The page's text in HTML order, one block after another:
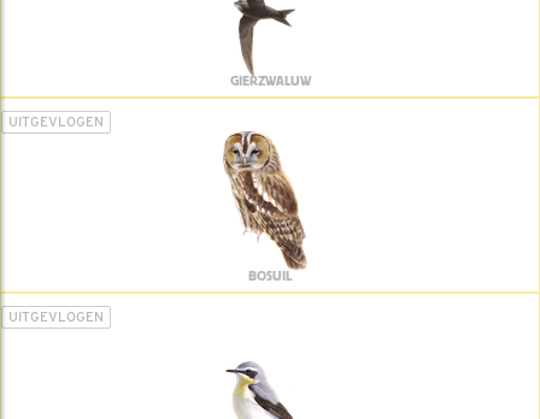
GIERZWALUW
UITGEVLOGEN
BOSUIL
UITGEVLOGEN